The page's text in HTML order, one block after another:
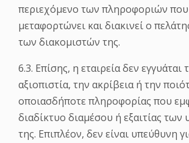
περιεχόμενο των πληροφοριών που
μεταφορτώνει και διακινεί ο
των διακομιστών της.
6.3. Επίσης, η εταιρεία δεν εγγυάται
αξιοπιστία, την ακρίβεια ή την
οποιασδήποτε πληροφορίας που
διαδίκτυο διαμέσου ή εξαιτίας των
της. Επιπλέον, δεν είναι υπεύθυνη